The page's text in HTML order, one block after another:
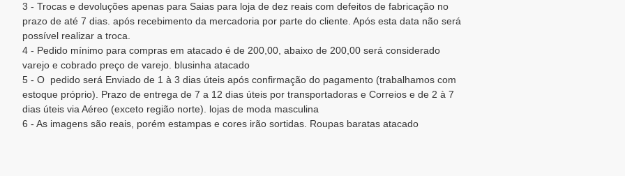
3 - Trocas e devoluções apenas para Saias para loja de dez reais com defeitos de fabricação no
prazo de até 7 dias. após recebimento da mercadoria por parte do cliente. Após esta data não será
possível realizar a troca.
4 - Pedido mínimo para compras em atacado é de 200,00, abaixo de 200,00 será considerado
varejo e cobrado preço de varejo. blusinha atacado
5 - O pedido será Enviado de 1 à 3 dias úteis após confirmação do pagamento (trabalhamos com
estoque próprio). Prazo de entrega de 7 a 12 dias úteis por transportadoras e Correios e de 2 à 7
dias úteis via Aéreo (exceto região norte). lojas de moda masculina
6 - As imagens são reais, porém estampas e cores irão sortidas. Roupas baratas atacado